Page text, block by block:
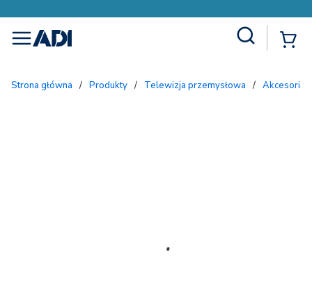
menu
Strona główna / Produkty / Telewizja przemysłowa / Akcesoria